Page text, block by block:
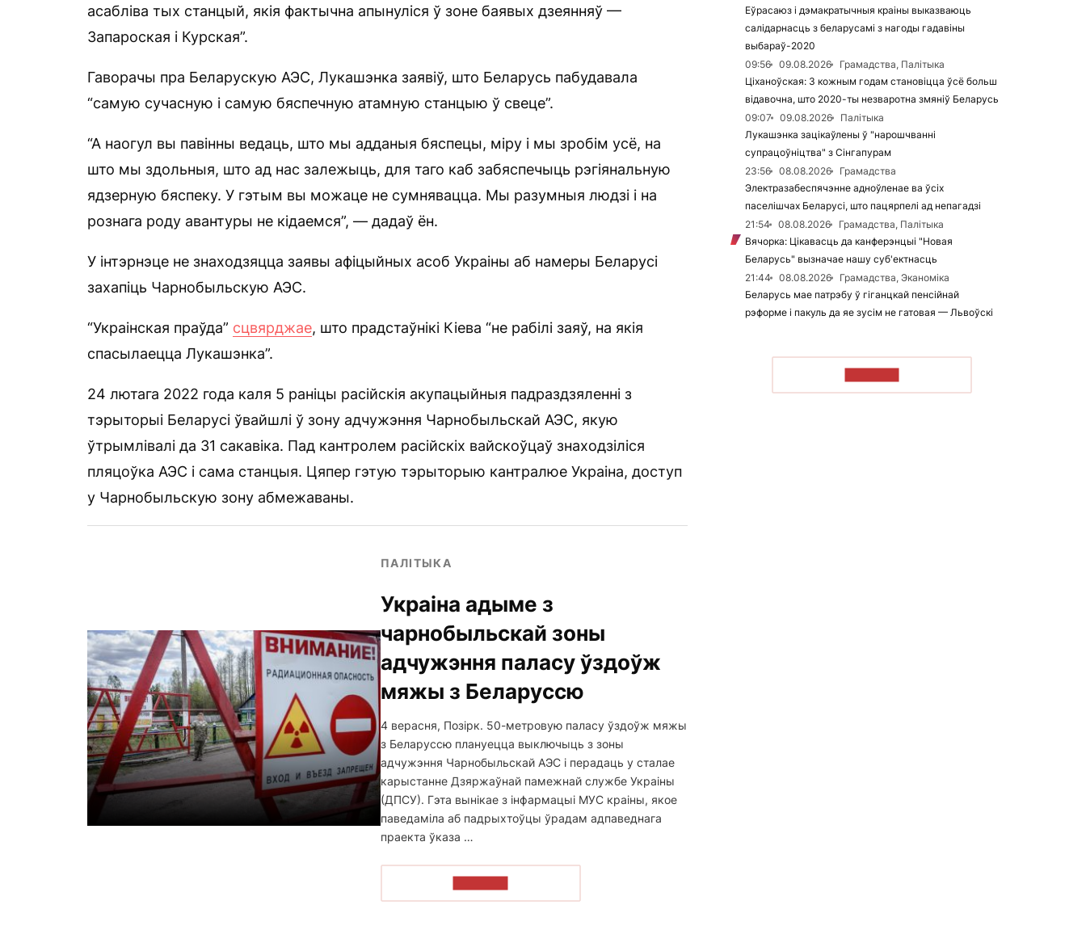
асабліва тых станцый, якія фактычна апынуліся ў зоне баявых дзеянняў —
Запароская і Курская”.
Гаворачы пра Беларускую АЭС, Лукашэнка заявіў, што Беларусь пабудавала
“самую сучасную і самую бяспечную атамную станцыю ў свеце”.
“А наогул вы павінны ведаць, што мы адданыя бяспецы, міру і мы зробім усё, на
што мы здольныя, што ад нас залежыць, для таго каб забяспечыць рэгіянальную
ядзерную бяспеку. У гэтым вы можаце не сумнявацца. Мы разумныя людзі і на
рознага роду авантуры не кідаемся”, — дадаў ён.
У інтэрнэце не знаходзяцца заявы афіцыйных асоб Украіны аб намеры Беларусі
захапіць Чарнобыльскую АЭС.
“Украінская праўда” сцвярджае, што прадстаўнікі Кіева “не рабілі заяў, на якія
спасылаецца Лукашэнка”.
24 лютага 2022 года каля 5 раніцы расійскія акупацыйныя падраздзяленні з
тэрыторыі Беларусі ўвайшлі ў зону адчужэння Чарнобыльскай АЭС, якую
ўтрымлівалі да 31 сакавіка. Пад кантролем расійскіх вайскоўцаў знаходзіліся
пляцоўка АЭС і сама станцыя. Цяпер гэтую тэрыторыю кантралюе Украіна, доступ
у Чарнобыльскую зону абмежаваны.
ПАЛІТЫКА
Украіна адыме з
чарнобыльскай зоны
адчужэння паласу ўздоўж
мяжы з Беларуссю
4 верасня, Позірк. 50-метровую паласу ўздоўж мяжы
з Беларуссю плануецца выключыць з зоны
адчужэння Чарнобыльскай АЭС і перадаць у сталае
карыстанне Дзяржаўнай памежнай службе Украіны
(ДПСУ). Гэта вынікае з інфармацыі МУС краіны, якое
паведаміла аб падрыхтоўцы ўрадам адпаведнага
праекта ўказа …
Еўрасаюз і дэмакратычныя краіны выказваюць
салідарнасць з беларусамі з нагоды гадавіны
выбараў-2020
09:56
09.08.2026
Грамадства, Палітыка
Ціханоўская: З кожным годам становіцца ўсё больш
відавочна, што 2020-ты незваротна змяніў Беларусь
09:07
09.08.2026
Палітыка
Лукашэнка зацікаўлены ў "нарошчванні
супрацоўніцтва" з Сінгапурам
23:56
08.08.2026
Грамадства
Электразабеспячэнне адноўленае ва ўсіх
паселішчах Беларусі, што пацярпелі ад непагадзі
21:54
08.08.2026
Грамадства, Палітыка
Вячорка: Цікавасць да канферэнцыі "Новая
Беларусь" вызначае нашу суб'ектнасць
21:44
08.08.2026
Грамадства, Эканоміка
Беларусь мае патрэбу ў гіганцкай пенсійнай
рэформе і пакуль да яе зусім не гатовая — Львоўскі